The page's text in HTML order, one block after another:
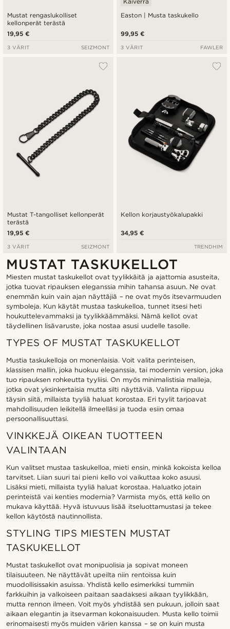
Mustat rengaslukolliset
kellonperät terästä
19,95 €
3 VÄRIT SEIZMONT
Easton | Musta taskukello
99,95 €
3 VÄRIT FAWLER
Mustat T-tangolliset kellonperät
terästä
19,95 €
3 VÄRIT SEIZMONT
Kellon korjaustyökalupakki
34,95 €
TRENDHIM
MUSTAT TASKUKELLOT
Miesten mustat taskukellot ovat tyylikkäitä ja ajattomia asusteita,
jotka tuovat ripauksen eleganssia mihin tahansa asuun. Ne ovat
enemmän kuin vain ajan näyttäjiä – ne ovat myös itsevarmuuden
symboleja. Kun käytät mustaa taskukelloa, tunnet itsesi heti
houkuttelevammaksi ja tyylikkäämmäksi. Nämä kellot ovat
täydellinen lisävaruste, joka nostaa asusi uudelle tasolle.
TYPES OF MUSTAT TASKUKELLOT
Mustia taskukelloja on monenlaisia. Voit valita perinteisen,
klassisen mallin, joka huokuu eleganssia, tai modernin version, joka
tuo ripauksen rohkeutta tyyliisi. On myös minimalistisia malleja,
jotka ovat yksinkertaisia mutta silti näyttäviä. Valinta riippuu
täysin siitä, millaista tyyliä haluat korostaa. Eri tyylit tarjoavat
mahdollisuuden leikitellä ilmeelläsi ja tuoda esiin omaa
persoonallisuuttasi.
VINKKEJÄ OIKEAN TUOTTEEN
VALINTAAN
Kun valitset mustaa taskukelloa, mieti ensin, minkä kokoista kelloa
tarvitset. Liian suuri tai pieni kello voi vaikuttaa koko asuusi.
Lisäksi mieti, millaista tyyliä haluat korostaa. Haluatko jotain
perinteistä vai kenties modernia? Varmista myös, että kello on
mukava käyttää. Hyvä istuvuus lisää itseluottamustasi ja tekee
kellon käytöstä nautinnollista.
STYLING TIPS MIESTEN MUSTAT
TASKUKELLOT
Mustat taskukellot ovat monipuolisia ja sopivat moneen
tilaisuuteen. Ne näyttävät upeilta niin rentoissa kuin
muodollisissakin asuissa. Yhdistä kello esimerkiksi tummiin
farkkuihin ja valkoiseen paitaan saadaksesi aikaan tyylikkään,
mutta rennon ilmeen. Voit myös yhdistää sen pukuun, jolloin saat
aikaan elegantin ja itsevarman kokonaisuuden. Musta kello toimii
erinomaisesti myös muiden värien kanssa – se on kuin musta